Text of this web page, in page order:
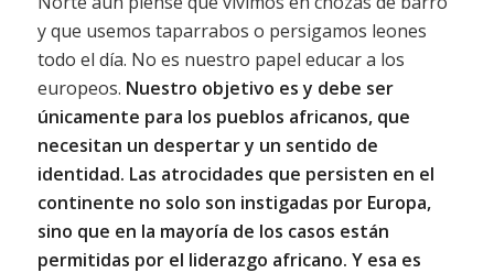
y que usemos taparrabos o persigamos leones
todo el día. No es nuestro papel educar a los
europeos. Nuestro objetivo es y debe ser
únicamente para los pueblos africanos, que
necesitan un despertar y un sentido de
identidad. Las atrocidades que persisten en el
continente no solo son instigadas por Europa,
sino que en la mayoría de los casos están
permitidas por el liderazgo africano. Y esa es